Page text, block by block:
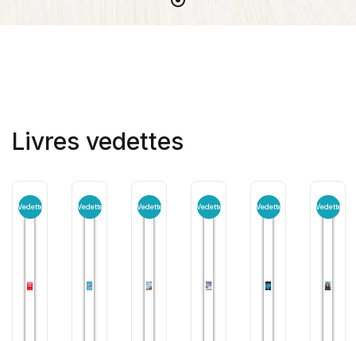
Livres vedettes
Vedette Vedette Vedette Vedette Vedette Vedette